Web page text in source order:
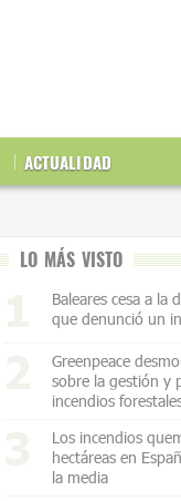
ACTUALIDAD
LO MÁS VISTO
Baleares cesa a la
que denunció un
Greenpeace
sobre la gestión y
incendios
Los incendios
hectáreas en
la media